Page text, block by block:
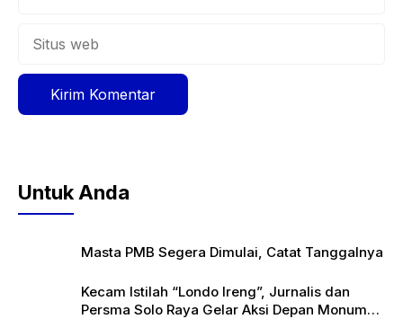
Untuk Anda
Masta PMB Segera Dimulai, Catat Tanggalnya
Kecam Istilah “Londo Ireng”, Jurnalis dan
Persma Solo Raya Gelar Aksi Depan Monumen